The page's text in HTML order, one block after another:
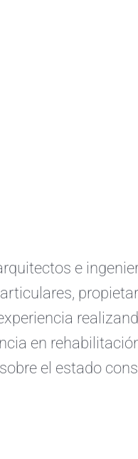
e
en
el estado